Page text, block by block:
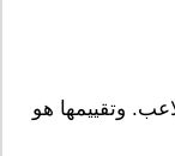
وتقييمها هو